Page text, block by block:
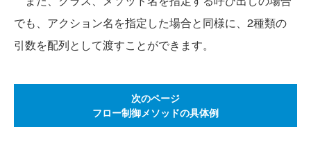
でも、アクション名を指定した場合と同様に、2種類の
引数を配列として渡すことができます。
次のページ
フロー制御メソッドの具体例